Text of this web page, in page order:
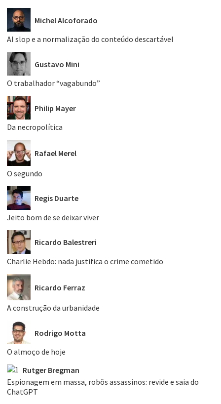
Michel Alcoforado
AI slop e a normalização do conteúdo descartável
Gustavo Mini
O trabalhador “vagabundo”
Philip Mayer
Da necropolítica
Rafael Merel
O segundo
Regis Duarte
Jeito bom de se deixar viver
Ricardo Balestreri
Charlie Hebdo: nada justifica o crime cometido
Ricardo Ferraz
A construção da urbanidade
Rodrigo Motta
O almoço de hoje
Rutger Bregman
Espionagem em massa, robôs assassinos: revide e saia do
ChatGPT